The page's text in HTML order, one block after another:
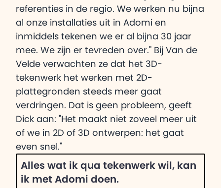
referenties in de regio. We werken nu bijna
al onze installaties uit in Adomi en
inmiddels tekenen we er al bijna 30 jaar
mee. We zijn er tevreden over." Bij Van de
Velde verwachten ze dat het 3D-
tekenwerk het werken met 2D-
plattegronden steeds meer gaat
verdringen. Dat is geen probleem, geeft
Dick aan: "Het maakt niet zoveel meer uit
of we in 2D of 3D ontwerpen: het gaat
even snel."
Alles wat ik qua tekenwerk wil, kan
ik met Adomi doen.